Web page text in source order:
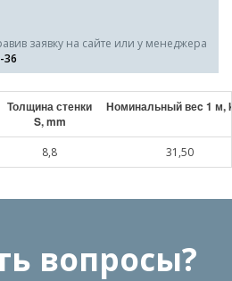
заявку на сайте или у менеджера
36
Толщина стенки
S, mm
Номинальный веc 1 м,
8,8 31,50
вопросы?